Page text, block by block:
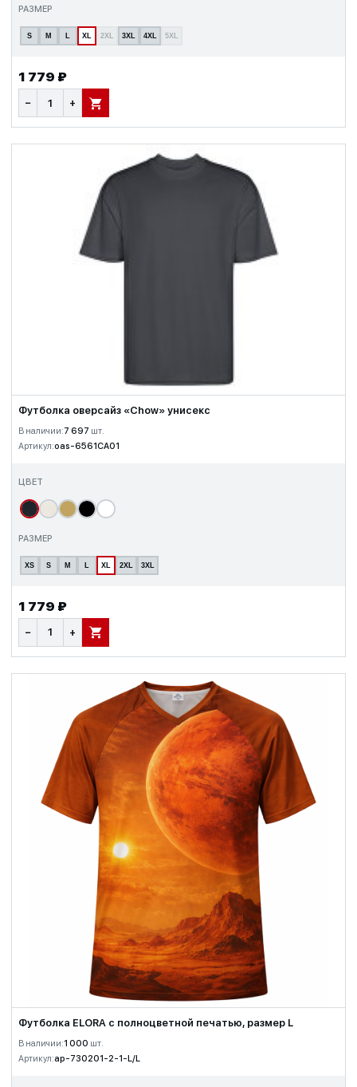
РАЗМЕР
S M L XL 2XL 3XL 4XL 5XL
1 779 ₽
− + В КОРЗИНУ
Футболка оверсайз «Chow» унисекс
В наличии:7 697 шт.
Артикул:oas-6561CA01
ЦВЕТ
РАЗМЕР
XS S M XL 2XL 3XL
1 779 ₽
− + В КОРЗИНУ
Футболка ELORA с полноцветной печатью, размер L
В наличии:1 000 шт.
Артикул:ap-730201-2-1-L/L